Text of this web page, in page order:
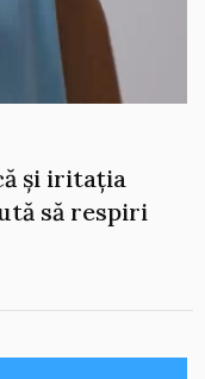
și iritația
să respiri